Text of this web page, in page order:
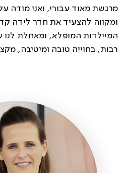
מרגשת מאוד עבורי, ואני מודה
ומקווה להצעיד את חדר לידה
המיילדות המופלא, ומאחלת לנו
רבות, בחוייה טובה ומיטיבה,